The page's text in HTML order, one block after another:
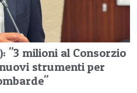
"3 milioni al Consorzio
strumenti per